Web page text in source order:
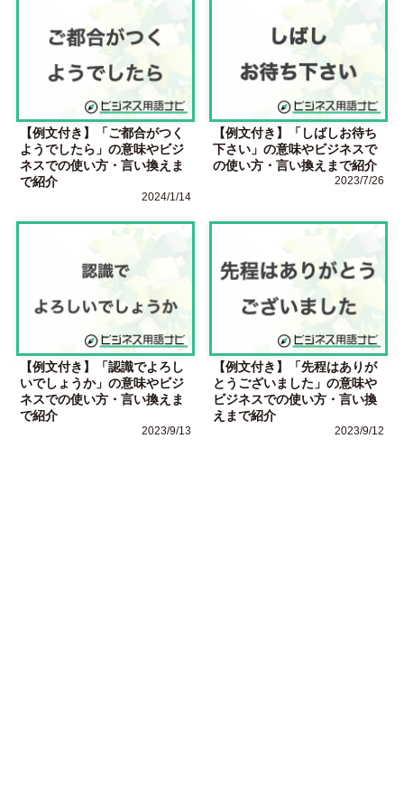
【例文付き】「ご都合がつく
ようでしたら」の意味やビジ
ネスでの使い方・言い換えま
で紹介
2024/1/14
【例文付き】「しばしお待ち
下さい」の意味やビジネスで
の使い方・言い換えまで紹介
2023/7/26
【例文付き】「認識でよろし
いでしょうか」の意味やビジ
ネスでの使い方・言い換えま
で紹介
2023/9/13
【例文付き】「先程はありが
とうございました」の意味や
ビジネスでの使い方・言い換
えまで紹介
2023/9/12